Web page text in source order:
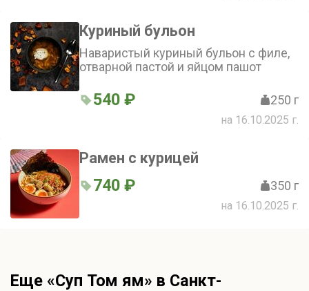
Куриный бульон
Наваристый куриный бульон с филе,
отварной пастой и яйцом пашот
540 ₽ 250 г
на 16.10.2025 г.
Рамен с курицей
740 ₽ 350 г
на 16.10.2025 г.
Еще «Суп Том ям» в Санкт-